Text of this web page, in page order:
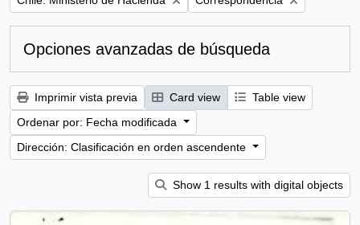
Opciones avanzadas de búsqueda
Imprimir vista previa Card view
Table view
Ordenar por: Fecha modificada
Dirección: Clasificación en orden ascendente
Show 1 results with digital objects